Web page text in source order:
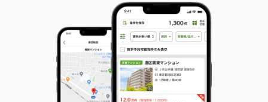
大分県大分市大字旦野原
22.35m²
間取り
1K
大分県大分市大字志村
価 格
5.05万円
住 所
大分県大分市大字志村